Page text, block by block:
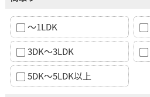
～1LDK
3DK～3LDK
5DK～5LDK以上